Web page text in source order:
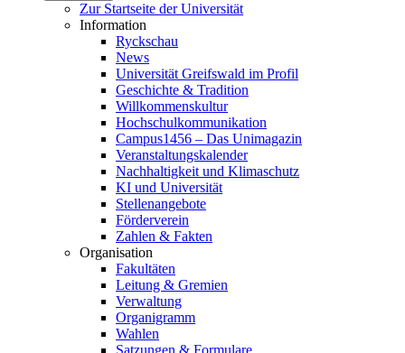
Zur Startseite der Universität
Information
Ryckschau
News
Universität Greifswald im Profil
Geschichte & Tradition
Willkommenskultur
Hochschulkommunikation
Campus1456 – Das Unimagazin
Veranstaltungskalender
Nachhaltigkeit und Klimaschutz
KI und Universität
Stellenangebote
Förderverein
Zahlen & Fakten
Organisation
Fakultäten
Leitung & Gremien
Verwaltung
Organigramm
Wahlen
Satzungen & Formulare